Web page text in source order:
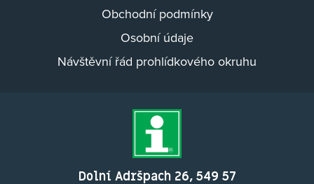
Obchodní podmínky
Osobní údaje
Návštěvní řád prohlídkového okruhu
Dolní Adršpach 26, 549 57